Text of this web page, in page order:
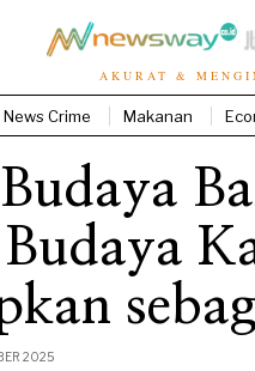
AKURAT &
News Crime Makanan
2025